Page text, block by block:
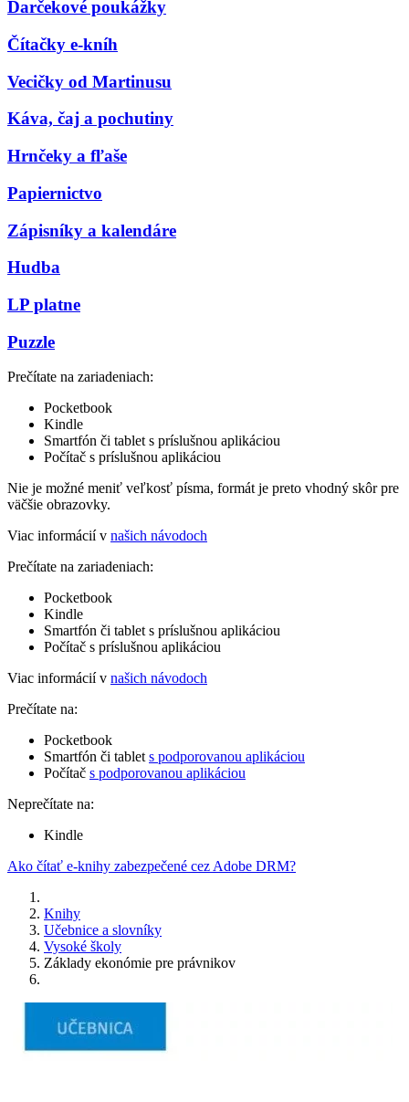
Darčekové poukážky
Čítačky e-kníh
Vecičky od Martinusu
Káva, čaj a pochutiny
Hrnčeky a fľaše
Papiernictvo
Zápisníky a kalendáre
Hudba
LP platne
Puzzle
Prečítate na zariadeniach:
Pocketbook
Kindle
Smartfón či tablet s príslušnou aplikáciou
Počítač s príslušnou aplikáciou
Nie je možné meniť veľkosť písma, formát je preto vhodný skôr pre
väčšie obrazovky.
Viac informácií v našich návodoch
Prečítate na zariadeniach:
Pocketbook
Kindle
Smartfón či tablet s príslušnou aplikáciou
Počítač s príslušnou aplikáciou
Viac informácií v našich návodoch
Prečítate na:
Pocketbook
Smartfón či tablet s podporovanou aplikáciou
Počítač s podporovanou aplikáciou
Neprečítate na:
Kindle
Ako čítať e-knihy zabezpečené cez Adobe DRM?
Knihy
Učebnice a slovníky
Vysoké školy
Základy ekonómie pre právnikov